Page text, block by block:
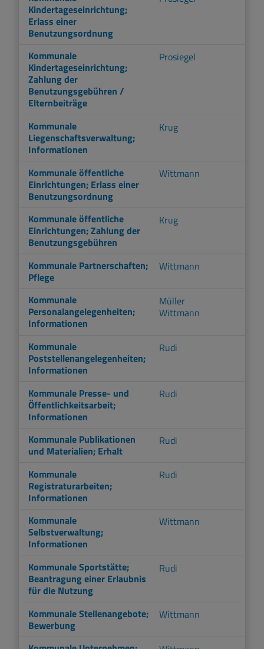
Kindertageseinrichtung;
Erlass einer
Benutzungsordnung
Kommunale
Kindertageseinrichtung;
Zahlung der
Benutzungsgebühren /
Elternbeiträge
Prosiegel
Kommunale
Liegenschaftsverwaltung;
Informationen
Krug
Kommunale öffentliche
Einrichtungen; Erlass einer
Benutzungsordnung
Wittmann
Kommunale öffentliche
Einrichtungen; Zahlung der
Benutzungsgebühren
Krug
Kommunale Partnerschaften;
Pflege
Wittmann
Kommunale
Personalangelegenheiten;
Informationen
Müller
Wittmann
Kommunale
Poststellenangelegenheiten;
Informationen
Rudi
Kommunale Presse- und
Öffentlichkeitsarbeit;
Informationen
Rudi
Kommunale Publikationen
und Materialien; Erhalt
Rudi
Kommunale
Registraturarbeiten;
Informationen
Rudi
Kommunale
Selbstverwaltung;
Informationen
Wittmann
Kommunale Sportstätte;
Beantragung einer Erlaubnis
für die Nutzung
Rudi
Kommunale Stellenangebote;
Bewerbung
Wittmann